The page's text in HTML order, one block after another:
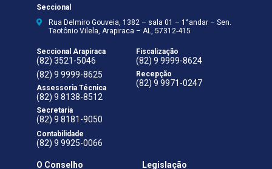
Seccional
Rua Delmiro Gouveia, 1382 – sala 01 – 1°andar – Sen.
Teotônio Vilela, Arapiraca – AL, 57312-415
Seccional Arapiraca
(82) 3521-5046
(82) 9 9999-8625
Assessoria Técnica
(82) 9 8138-8512
Secretaria
(82) 9 8181-9050
Contabilidade
(82) 9 9925-0066
Fiscalização
(82) 9 9999-8624
Recepção
(82) 9 9971-0247
O Conselho Legislação